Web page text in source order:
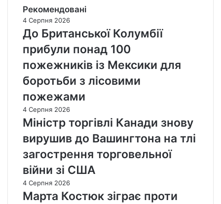
Рекомендовані
4 Серпня 2026
До Британської Колумбії
прибули понад 100
пожежників із Мексики для
боротьби з лісовими
пожежами
4 Серпня 2026
Міністр торгівлі Канади знову
вирушив до Вашингтона на тлі
загострення торговельної
війни зі США
4 Серпня 2026
Марта Костюк зіграє проти